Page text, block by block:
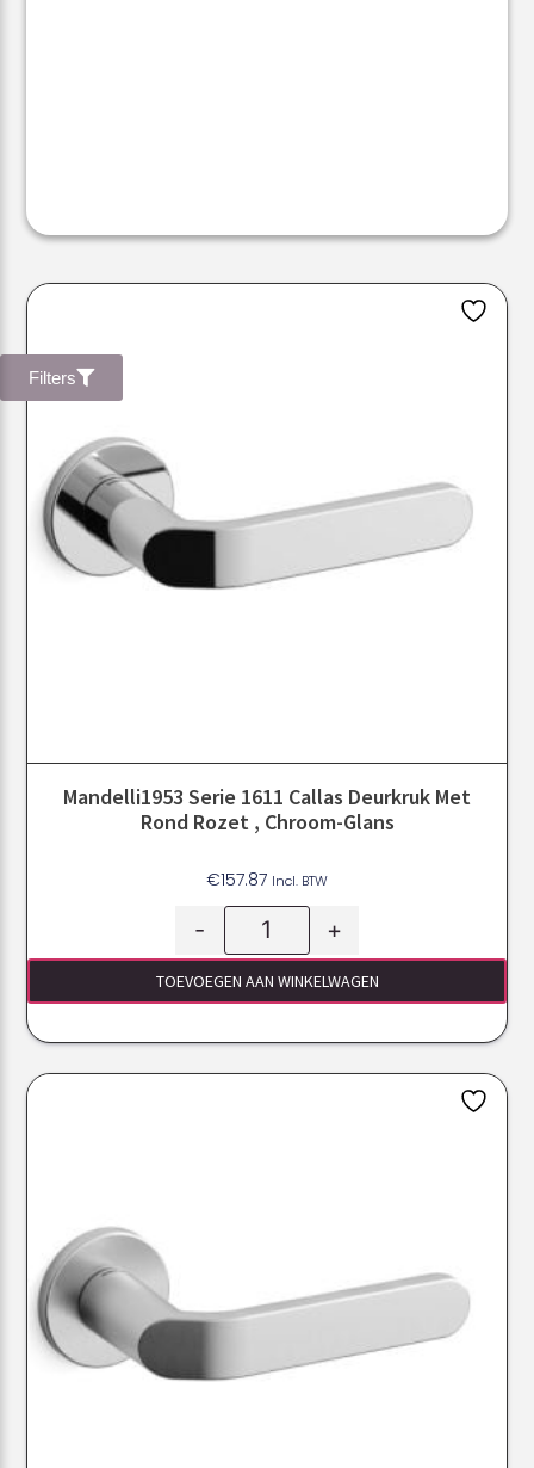
Filters
Mandelli1953 Serie 1611 Callas Deurkruk Met
Rond Rozet , Chroom-Glans
€157.87 Incl. BTW
- +
TOEVOEGEN AAN WINKELWAGEN